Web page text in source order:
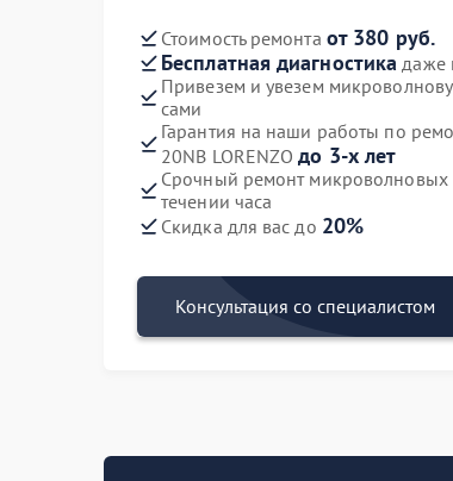
Стоимость ремонта от 380 руб.
Бесплатная диагностика даже
Привезем и увезем
сами
Гарантия на наши работы по
20NB LORENZOдо 3-х лет
Срочный ремонт микроволновых
течении часа
Скидка для вас до 20%
Консультация со специалистом